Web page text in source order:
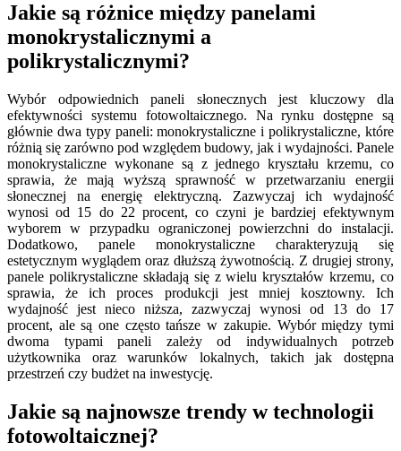
Jakie są różnice między panelami
monokrystalicznymi a
polikrystalicznymi?
Wybór odpowiednich paneli słonecznych jest kluczowy dla
efektywności systemu fotowoltaicznego. Na rynku dostępne są
głównie dwa typy paneli: monokrystaliczne i polikrystaliczne, które
różnią się zarówno pod względem budowy, jak i wydajności. Panele
monokrystaliczne wykonane są z jednego kryształu krzemu, co
sprawia, że mają wyższą sprawność w przetwarzaniu energii
słonecznej na energię elektryczną. Zazwyczaj ich wydajność
wynosi od 15 do 22 procent, co czyni je bardziej efektywnym
wyborem w przypadku ograniczonej powierzchni do instalacji.
Dodatkowo, panele monokrystaliczne charakteryzują się
estetycznym wyglądem oraz dłuższą żywotnością. Z drugiej strony,
panele polikrystaliczne składają się z wielu kryształów krzemu, co
sprawia, że ich proces produkcji jest mniej kosztowny. Ich
wydajność jest nieco niższa, zazwyczaj wynosi od 13 do 17
procent, ale są one często tańsze w zakupie. Wybór między tymi
dwoma typami paneli zależy od indywidualnych potrzeb
użytkownika oraz warunków lokalnych, takich jak dostępna
przestrzeń czy budżet na inwestycję.
Jakie są najnowsze trendy w technologii
fotowoltaicznej?